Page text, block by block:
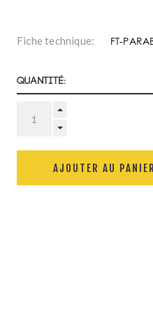
Fiche technique: FT-
Quantité:
AJOUTER AU PANIER